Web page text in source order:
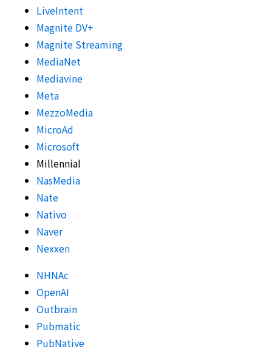
LiveIntent
Magnite DV+
Magnite Streaming
MediaNet
Mediavine
Meta
MezzoMedia
MicroAd
Microsoft
Millennial
NasMedia
Nate
Nativo
Naver
Nexxen
NHNAc
OpenAI
Outbrain
Pubmatic
PubNative